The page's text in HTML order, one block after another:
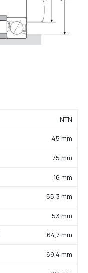
NTN
45 mm
75 mm
16 mm
55,3 mm
53 mm
64,7 mm
69,4 mm